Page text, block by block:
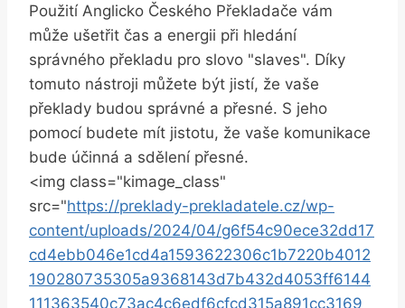
Použití Anglicko Českého Překladače vám
může ušetřit čas a energii při hledání
správného překladu pro ‌slovo "slaves". Díky
tomuto nástroji můžete být jistí, že vaše
překlady budou správné a přesné. S jeho
pomocí‌ budete mít jistotu, že vaše ‍komunikace
bude ​účinná⁣ a ⁢sdělení přesné.
<img ‌class="kimage_class"
src="https://preklady-prekladatele.cz/wp-
content/uploads/2024/04/g6f54c90ece32dd17
cd4ebb046e1cd4a1593622306c1b7220b4012
190280735305a9368143d7b432d4053ff6144
111363540c73ac4c6edf6cfcd315a891cc3169_